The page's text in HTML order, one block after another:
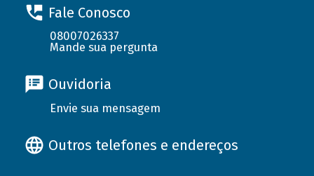
Fale Conosco
08007026337
Mande sua pergunta
Ouvidoria
Envie sua mensagem
Outros telefones e endereços